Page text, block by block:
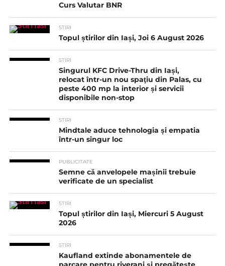
Curs Valutar BNR
STIRI
Topul știrilor din Iași, Joi 6 August 2026
STIRI
Singurul KFC Drive-Thru din Iași,
relocat într-un nou spaţiu din Palas, cu
peste 400 mp la interior și servicii
disponibile non-stop
STIRI
Mindtale aduce tehnologia și empatia
într-un singur loc
PUBLICITATE
Semne că anvelopele mașinii trebuie
verificate de un specialist
STIRI
Topul știrilor din Iași, Miercuri 5 August
2026
STIRI
Kaufland extinde abonamentele de